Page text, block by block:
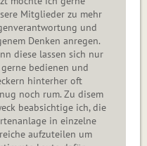
Mitglieder zu mehr
und
Denken anregen.
diese lassen sich nur
bedienen und
hinterher oft
noch rum. Zu disem
beabsichtige ich, die
in einzelne
aufzuteilen um